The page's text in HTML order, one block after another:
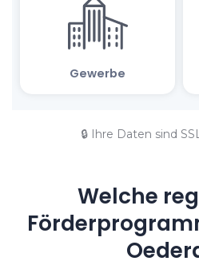
🔒 Ihre Daten sind
Welche